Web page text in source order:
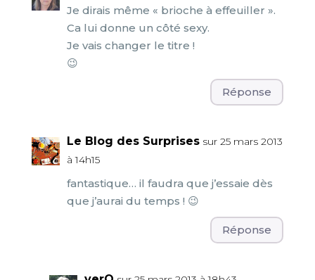
Je dirais même « brioche à effeuiller ».
Ca lui donne un côté sexy.
Je vais changer le titre !
😉
Réponse
Le Blog des Surprises sur 25 mars 2013
à 14h15
fantastique… il faudra que j’essaie dès
que j’aurai du temps ! 😉
Réponse